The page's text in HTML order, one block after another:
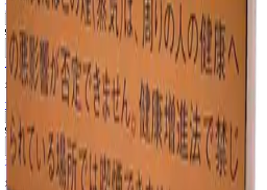
Terea Black Yellow Menthol JP
910 ₽
В корзину
18+ Мне исполнилось 18 лет
Япония (JP)
Terea Black Purple Menthol JP
Пачка
910 ₽
В корзину
18+ Мне исполнилось 18 лет
Япония (JP)